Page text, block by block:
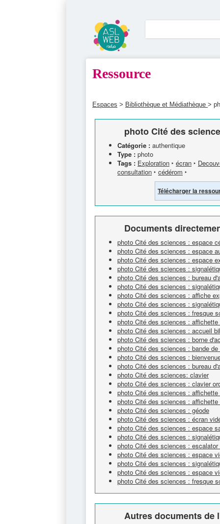
Ressource
Espaces > Bibliothèque et Médiathèque >
photo Cité des
Catégorie : authentique
Type : photo
Tags : Exploration ‣ écran ‣
consultation ‣ cédérom ‣
Télécharger la
Documents
photo Cité des sciences : espace
photo Cité des sciences : espace
photo Cité des sciences : espace
photo Cité des sciences :
photo Cité des sciences : bureau
photo Cité des sciences :
photo Cité des sciences : affiche
photo Cité des sciences :
photo Cité des sciences : fresque
photo Cité des sciences :
photo Cité des sciences : accueil
photo Cité des sciences : borne
photo Cité des sciences : bande
photo Cité des sciences :
photo Cité des sciences : bureau
photo Cité des sciences: clavier
photo Cité des sciences : clavier
photo Cité des sciences :
photo Cité des sciences :
photo Cité des sciences : géode
photo Cité des sciences : écran
photo Cité des sciences : espace
photo Cité des sciences :
photo Cité des sciences :
photo Cité des sciences : espace
photo Cité des sciences :
photo Cité des sciences : espace
photo Cité des sciences : fresque
Autres documents de